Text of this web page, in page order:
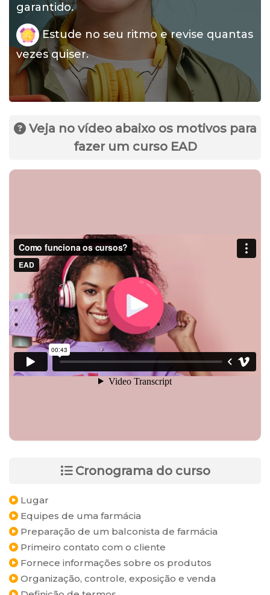
garantido.
Estude no seu ritmo e revise quantas
vezes quiser.
Veja no vídeo abaixo os motivos para
fazer um curso EAD
Cronograma do curso
Lugar
Equipes de uma farmácia
Preparação de um balconista de farmácia
Primeiro contato com o cliente
Fornece informações sobre os produtos
Organização, controle, exposição e venda